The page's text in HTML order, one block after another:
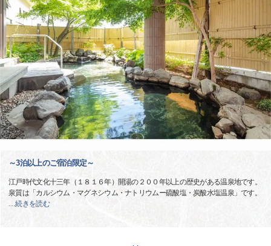
～3泊以上のご宿泊限定～
江戸時代文化十三年（１８１６年）開湯の２００年以上の歴史がある温泉地です。
泉質は「カルシウム・マグネシウム・ナトリウムー硫酸塩・炭酸水塩温泉」です。
…続きを読む